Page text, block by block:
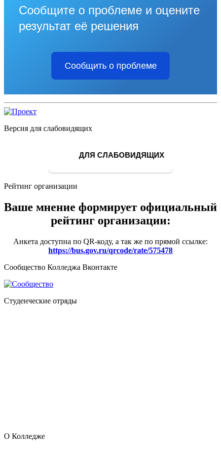
Сообщите о проблеме и оцените
результат её решения
Сообщить о проблеме
Версия для слабовидящих
ДЛЯ СЛАБОВИДЯЩИХ
Рейтинг организации
Ваше мнение формирует официальный
рейтинг организации:
Анкета доступна по QR-коду, а так же по прямой ссылке:
https://bus.gov.ru/qrcode/rate/575478
Сообщество Колледжа Вконтакте
Студенческие отряды
О Колледже